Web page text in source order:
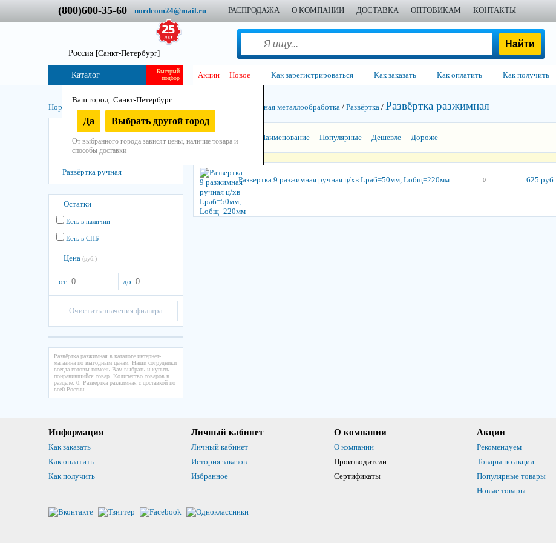
(800)600-35-60 nordcom24@mail.ru РАСПРОДАЖА О КОМПАНИИ ДОСТАВКА ОПТОВИКАМ КОНТАКТЫ
Россия [Санкт-Петербург]
Ваш город: Санкт-Петербург
Да Выбрать другой город
От выбранного города зависят цены, наличие товара и
способы доставки
Быстрый
подбор
Каталог Акции Новое Как зарегистрироваться Как заказать Как оплатить Как получить
Нордком Инструмент Остнастно-расходный Машинно-ручная металло­обработка / Развёртка / Развёртка разжимная
Развёртка машинная
Развёртка разжимная
Развёртка ручная
Остатки
Есть в наличии
Есть в СПБ
Цена (руб.)
от до
Очистить значения фильтра
Развёртка разжимная в каталоге интернет-
магазина по выгодным ценам. Наши сотрудники
всегда готовы помочь Вам выбрать и купить
понравившийся товар. Количество товаров в
разделе: 0. Развёртка разжимная с доставкой по
всей России.
Наименование Популярные Дешевле Дороже
Развертка 9 разжимная ручная ц/хв Lраб=50мм, Lобщ=220мм 0 625 руб.
Информация
Как заказать
Как оплатить
Как получить
Личный кабинет
Личный кабинет
История заказов
Избранное
О компании
О компании
Производители
Сертификаты
Акции
Рекомендуем
Товары по акции
Популярные товары
Новые товары